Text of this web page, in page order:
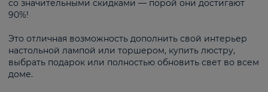
со значительными скидками — порой они достигают
90%!
Это отличная возможность дополнить свой интерьер
настольной лампой или торшером, купить люстру,
выбрать подарок или полностью обновить свет во всем
доме.